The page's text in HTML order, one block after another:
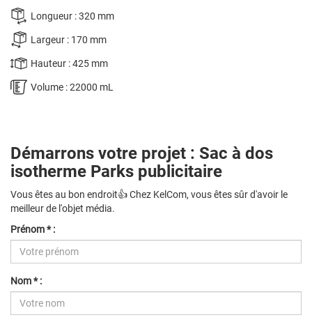
Longueur : 320 mm
Largeur : 170 mm
Hauteur : 425 mm
Volume : 22000 mL
Démarrons votre projet : Sac à dos
isotherme Parks publicitaire
Vous êtes au bon endroit👍 Chez KelCom, vous êtes sûr d'avoir le
meilleur de l'objet média.
Prénom * :
Nom * :